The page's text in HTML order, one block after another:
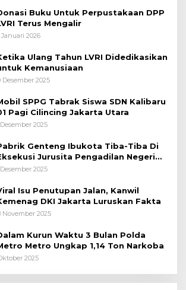
Buku Untuk Perpustakaan DPP
Terus Mengalir
Januari 2026
Ulang Tahun LVRI Didedikasikan
Kemanusiaan
Desember 2025
SPPG Tabrak Siswa SDN Kalibaru
Pagi Cilincing Jakarta Utara
Desember 2025
Genteng Ibukota Tiba-Tiba Di
Jurusita Pengadilan Negeri
Diduga Cacat Hukum Sejak
2025
Isu Penutupan Jalan, Kanwil
DKI Jakarta Luruskan Fakta
November 2025
Kurun Waktu 3 Bulan Polda
Metro Ungkap 1,14 Ton Narkoba
2025